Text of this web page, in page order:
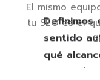
Definimos
sentido
qué
El mismo
tu SEO es el